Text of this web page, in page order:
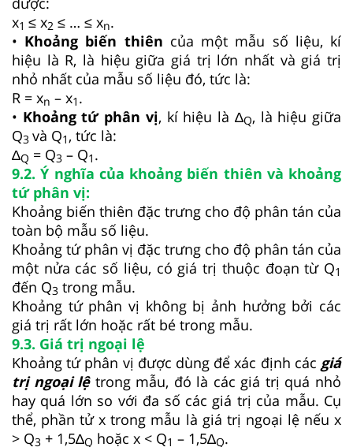
x1 ≤ x2 ≤ … ≤ xn.
• Khoảng biến thiên của một mẫu số liệu, kí
hiệu là R, là hiệu giữa giá trị lớn nhất và giá trị
nhỏ nhất của mẫu số liệu đó, tức là:
R = xn – x1 .
• Khoảng tứ phân vị, kí hiệu là ∆Q, là hiệu giữa
Q3­ và Q1 , tức là:
∆Q = Q3 – Q1 .
9.2. Ý nghĩa của khoảng biến thiên và khoảng
tứ phân vị:
Khoảng biến thiên đặc trưng cho độ phân tán của
toàn bộ mẫu số liệu.
Khoảng tứ phân vị đặc trưng cho độ phân tán của
một nửa các số liệu, có giá trị thuộc đoạn từ Q1
đến Q3 trong mẫu.
Khoảng tứ phân vị không bị ảnh hưởng bởi các
giá trị rất lớn hoặc rất bé trong mẫu.
9.3. Giá trị ngoại lệ
Khoảng tứ phân vị được dùng để xác định các giá
trị ngoại lệtrong mẫu, đó là các giá trị quá nhỏ
hay quá lớn so với đa số các giá trị của mẫu. Cụ
thể, phần tử x trong mẫu là giá trị ngoại lệ nếu x
> Q3 + 1,5∆Q hoặc x < Q1 – 1,5∆Q.